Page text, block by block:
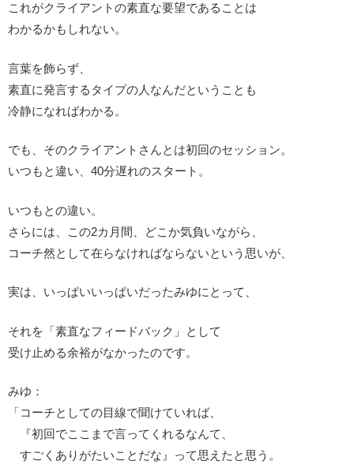
これがクライアントの素直な要望であることは
わかるかもしれない。
言葉を飾らず、
素直に発言するタイプの人なんだということも
冷静になればわかる。
でも、そのクライアントさんとは初回のセッション。
いつもと違い、40分遅れのスタート。
いつもとの違い。
さらには、この2カ月間、どこか気負いながら、
コーチ然として在らなければならないという思いが、
実は、いっぱいいっぱいだったみゆにとって、
それを「素直なフィードバック」として
受け止める余裕がなかったのです。
みゆ：
「コーチとしての目線で聞けていれば、
『初回でここまで言ってくれるなんて、
すごくありがたいことだな』って思えたと思う。